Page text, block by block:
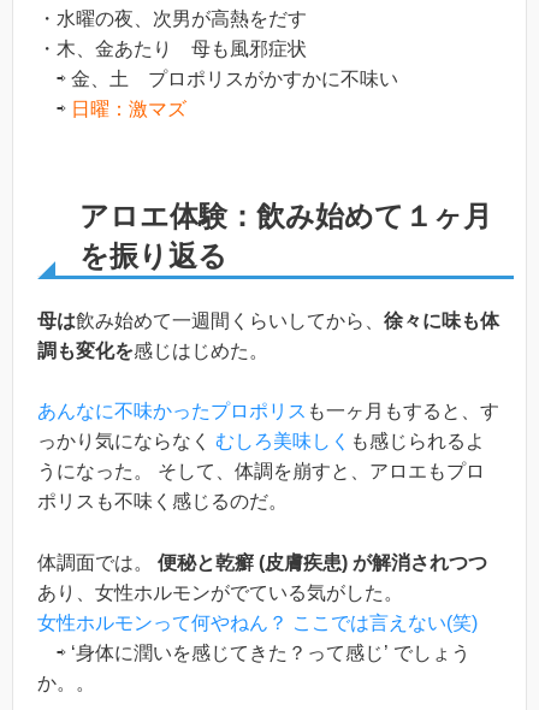
・水曜の夜、次男が高熱をだす
・木、金あたり 母も風邪症状
⇨ 金、土 プロポリスがかすかに不味い
⇨ 日曜：激マズ
アロエ体験：飲み始めて１ヶ月
を振り返る
母は飲み始めて一週間くらいしてから、 徐々に味も体
調も変化を感じはじめた。
あんなに不味かったプロポリス も一ヶ月もすると、す
っかり気にならなく むしろ美味しく も感じられるよ
うになった。 そして、体調を崩すと、アロエもプロ
ポリスも不味く感じるのだ。
体調面では。 便秘と乾癬 (皮膚疾患) が解消されつつ
あり、女性ホルモンがでている気がした。
女性ホルモンって何やねん？ ここでは言えない(笑)
⇨ ‘身体に潤いを感じてきた？って感じ’ でしょう
か。。